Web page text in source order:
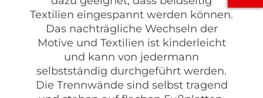
Textilien eingespannt werden können.
Das nachträgliche Wechseln der
Motive und Textilien ist kinderleicht
und kann von jedermann
selbstständig durchgeführt werden.
Die Trennwände sind selbst tragend